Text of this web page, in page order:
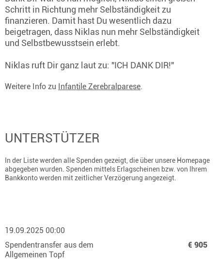
Schritt in Richtung mehr Selbständigkeit zu
finanzieren. Damit hast Du wesentlich dazu
beigetragen, dass Niklas nun mehr Selbständigkeit
und Selbstbewusstsein erlebt.
Niklas ruft Dir ganz laut zu: "ICH DANK DIR!"
Weitere Info zu Infantile Zerebralparese.
UNTERSTÜTZER
In der Liste werden alle Spenden gezeigt, die über unsere Homepage
abgegeben wurden. Spenden mittels Erlagscheinen bzw. von Ihrem
Bankkonto werden mit zeitlicher Verzögerung angezeigt.
19.09.2025 00:00
Spendentransfer aus dem
Allgemeinen Topf
€ 905